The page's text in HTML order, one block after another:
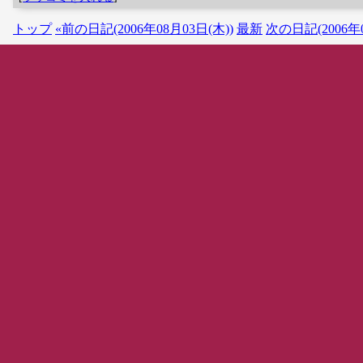
トップ «前の日記(2006年08月03日(木)) 最新 次の日記(2006